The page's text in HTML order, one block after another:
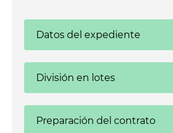
Datos del expediente
División en lotes
Preparación del contrato